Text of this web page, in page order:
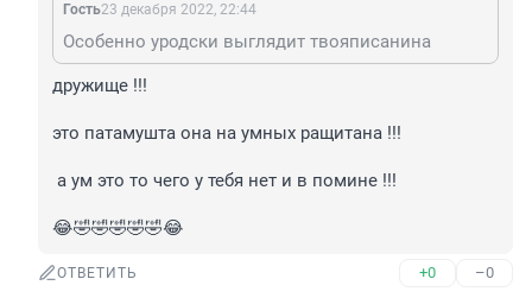
Гость23 декабря 2022, 22:44
Особенно уродски выглядит твояписанина
дружище !!!
это патамушта она на умных ращитана !!!
а ум это то чего у тебя нет и в помине !!!
😂🤣🤣🤣🤣🤣😂
ОТВЕТИТЬ +0 –0